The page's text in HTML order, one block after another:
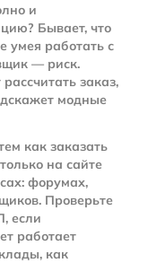
и
Бывает, что
умея работать с
— риск.
заказ,
модные
как заказать
на сайте
форумах,
Проверьте
если
работает
как